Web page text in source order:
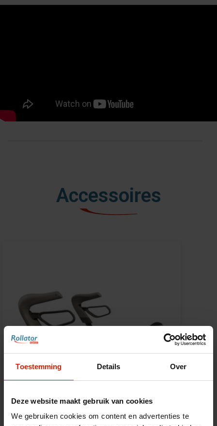
Toestemming Details Over
Deze website maakt gebruik van cookies
We gebruiken cookies om content en advertenties te
Accessoires